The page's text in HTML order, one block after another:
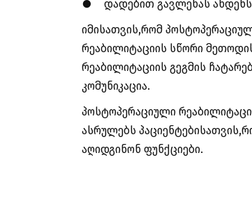
●
დადებით გავლენას
იმისათვის,რომ
რეაბილიტაციის სწორი
რეაბილიტაციის გეგმის
კომუნიკაცია.
პოსტოპერაციული
ასრულებს
აღიდგინონ ფუნქციები.